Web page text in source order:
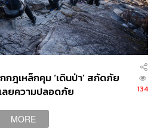
กฎเหล็กคุม ‘เดินป่า’ สกัดภัย
ลยความปลอดภัย
134
MORE